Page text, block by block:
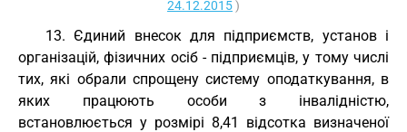
24.12.2015)
13. Єдиний внесок для підприємств, установ і
організацій, фізичних осіб - підприємців, у тому числі
тих, які обрали спрощену систему оподаткування, в
яких працюють особи з інвалідністю,
встановлюється у розмірі 8,41 відсотка визначеної